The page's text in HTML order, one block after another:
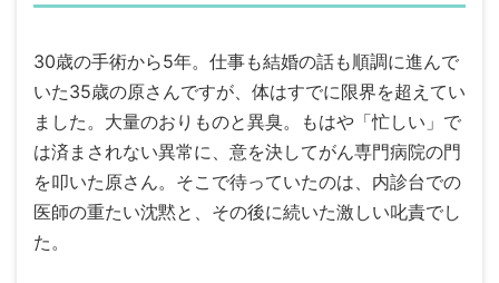
30歳の手術から5年。仕事も結婚の話も順調に進んで
いた35歳の原さんですが、体はすでに限界を超えてい
ました。大量のおりものと異臭。もはや「忙しい」で
は済まされない異常に、意を決してがん専門病院の門
を叩いた原さん。そこで待っていたのは、内診台での
医師の重たい沈黙と、その後に続いた激しい叱責でし
た。